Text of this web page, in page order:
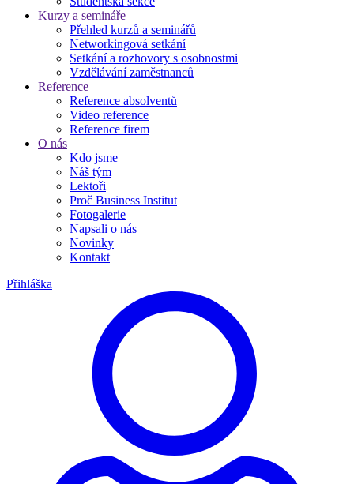
Kurzy a semináře
Přehled kurzů a seminářů
Networkingová setkání
Setkání a rozhovory s osobnostmi
Vzdělávání zaměstnanců
Reference
Reference absolventů
Video reference
Reference firem
O nás
Kdo jsme
Náš tým
Lektoři
Proč Business Institut
Fotogalerie
Napsali o nás
Novinky
Kontakt
Přihláška